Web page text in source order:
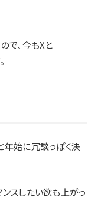
で、今もXと
年始に冗談っぽく決
スしたい欲も上がっ